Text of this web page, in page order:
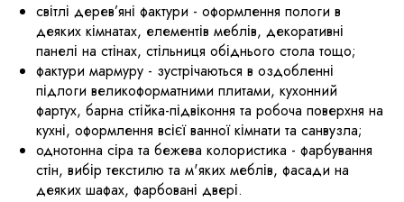
світлі дерев’яні фактури - оформлення пологи в
деяких кімнатах, елементів меблів, декоративні
панелі на стінах, стільниця обіднього стола тощо;
фактури мармуру - зустрічаються в оздобленні
підлоги великоформатними плитами, кухонний
фартух, барна стійка-підвіконня та робоча поверхня на
кухні, оформлення всієї ванної кімнати та санвузла;
однотонна сіра та бежева колористика - фарбування
стін, вибір текстилю та м'яких меблів, фасади на
деяких шафах, фарбовані двері.